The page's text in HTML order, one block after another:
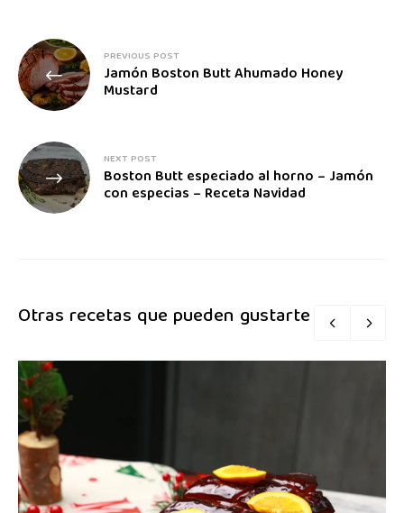
PREVIOUS POST
Jamón Boston Butt Ahumado Honey
Mustard
NEXT POST
Boston Butt especiado al horno – Jamón
con especias – Receta Navidad
Otras recetas que pueden gustarte